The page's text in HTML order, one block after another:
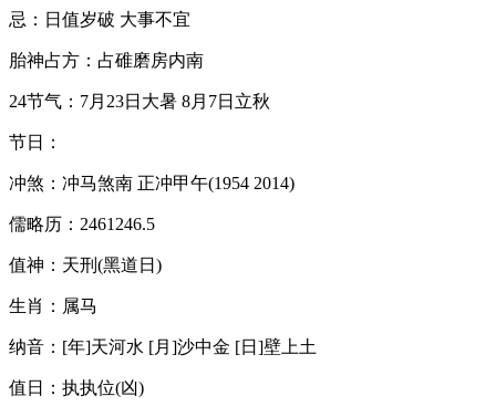
忌：日值岁破 大事不宜
胎神占方：占碓磨房内南
24节气：7月23日大暑 8月7日立秋
节日：
冲煞：冲马煞南 正冲甲午(1954 2014)
儒略历：2461246.5
值神：天刑(黑道日)
生肖：属马
纳音：[年]天河水 [月]沙中金 [日]壁上土
值日：执执位(凶)